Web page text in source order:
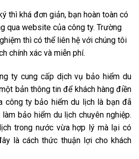
thì khá đơn giản, bạn hoàn toàn có
qua website của công ty. Trường
thì có thể liên hệ với chúng tôi
chính xác và miễn phí.
ty cung cấp dịch vụ bảo hiểm du
bản thông tin để khách hàng điền
công ty bảo hiểm du lịch là bạn đã
bảo hiểm du lịch chuyên nghiệp.
trong nước vừa hợp lý mà lại có
là cách thức thuận lợi cho khách